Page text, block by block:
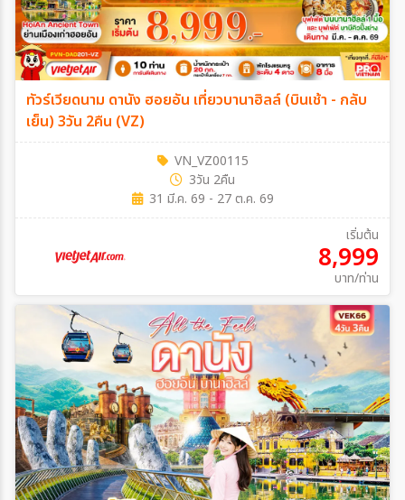
ทัวร์เวียดนาม ดานัง ฮอยอัน เที่ยวบานาฮิลล์ (บินเช้า - กลับ
เย็น) 3วัน 2คืน (VZ)
VN_VZ00115
3วัน 2คืน
31 มี.ค. 69 - 27 ต.ค. 69
เริ่มต้น
8,999
บาท/ท่าน